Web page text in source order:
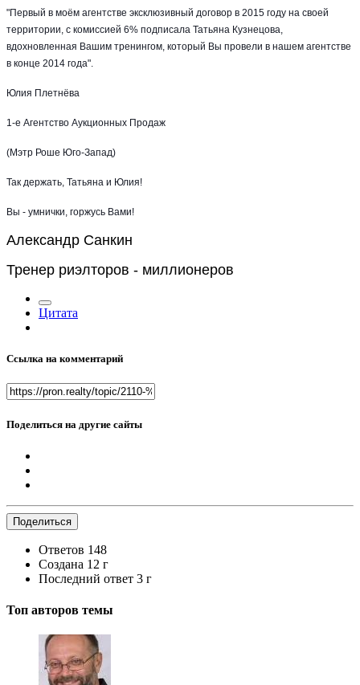
"Первый в моём агентстве эксклюзивный договор в 2015 году на своей
территории, с комиссией 6% подписала Татьяна Кузнецова,
вдохновленная Вашим тренингом, который Вы провели в нашем агентстве
в конце 2014 года".
Юлия Плетнёва
1-е Агентство Аукционных Продаж
(Мэтр Роше Юго-Запад)
Так держать, Татьяна и Юлия!
Вы - умнички, горжусь Вами!
Александр Санкин
Тренер риэлторов - миллионеров
Цитата
Ссылка на комментарий
Поделиться на другие сайты
Поделиться
Ответов 148
Создана 12 г
Последний ответ 3 г
Топ авторов темы